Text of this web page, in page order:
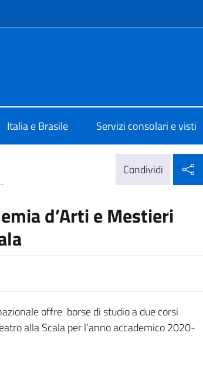
Italia e Brasile Servizi consolari e visti
Condividi
d’Arti e Mestieri
offre borse di studio a due corsi
alla Scala per l’anno accademico 2020-